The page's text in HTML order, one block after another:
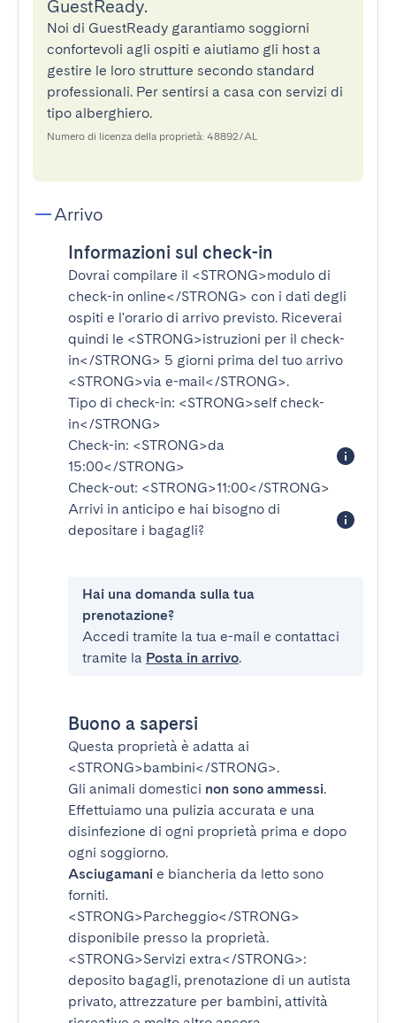
GuestReady.
Noi di GuestReady garantiamo soggiorni
confortevoli agli ospiti e aiutiamo gli host a
gestire le loro strutture secondo standard
professionali. Per sentirsi a casa con servizi di
tipo alberghiero.
Numero di licenza della proprietà: 48892/AL
Arrivo
Informazioni sul check-in
Dovrai compilare il <STRONG>modulo di
check-in online</STRONG> con i dati degli
ospiti e l'orario di arrivo previsto. Riceverai
quindi le <STRONG>istruzioni per il check-
in</STRONG> 5 giorni prima del tuo arrivo
<STRONG>via e-mail</STRONG>.
Tipo di check-in: <STRONG>self check-
in</STRONG>
Check-in: <STRONG>da
15:00</STRONG>
Check-out: <STRONG>11:00</STRONG>
Arrivi in anticipo e hai bisogno di
depositare i bagagli?
Hai una domanda sulla tua
prenotazione?
Accedi tramite la tua e-mail e contattaci
tramite la Posta in arrivo.
Buono a sapersi
Questa proprietà è adatta ai
<STRONG>bambini</STRONG>.
Gli animali domestici non sono ammessi.
Effettuiamo una pulizia accurata e una
disinfezione di ogni proprietà prima e dopo
ogni soggiorno.
Asciugamani e biancheria da letto sono
forniti.
<STRONG>Parcheggio</STRONG>
disponibile presso la proprietà.
<STRONG>Servizi extra</STRONG>:
deposito bagagli, prenotazione di un autista
privato, attrezzature per bambini, attività